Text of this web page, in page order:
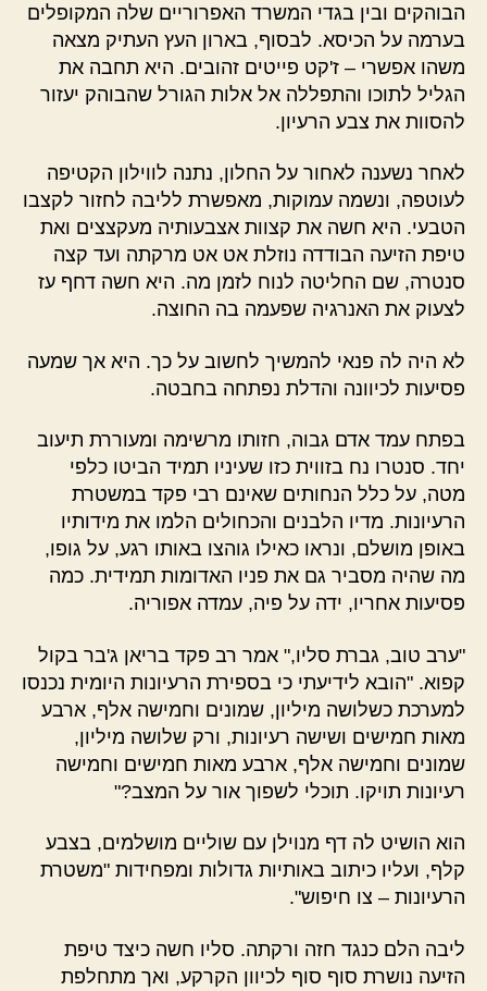
הבוהקים ובין בגדי המשרד האפרוריים שלה המקופלים
בערמה על הכיסא. לבסוף, בארון העץ העתיק מצאה
משהו אפשרי – ז'קט פייטים זהובים. היא תחבה את
הגליל לתוכו והתפללה אל אלות הגורל שהבוהק יעזור
להסוות את צבע הרעיון.
לאחר נשענה לאחור על החלון, נתנה לווילון הקטיפה
לעוטפה, ונשמה עמוקות, מאפשרת לליבה לחזור לקצבו
הטבעי. היא חשה את קצוות אצבעותיה מעקצצים ואת
טיפת הזיעה הבודדה נוזלת אט אט מרקתה ועד קצה
סנטרה, שם החליטה לנוח לזמן מה. היא חשה דחף עז
לצעוק את האנרגיה שפעמה בה החוצה.
לא היה לה פנאי להמשיך לחשוב על כך. היא אך שמעה
פסיעות לכיוונה והדלת נפתחה בחבטה.
בפתח עמד אדם גבוה, חזותו מרשימה ומעוררת תיעוב
יחד. סנטרו נח בזווית כזו שעיניו תמיד הביטו כלפי
מטה, על כלל הנחותים שאינם רבי פקד במשטרת
הרעיונות. מדיו הלבנים והכחולים הלמו את מידותיו
באופן מושלם, ונראו כאילו גוהצו באותו רגע, על גופו,
מה שהיה מסביר גם את פניו האדומות תמידית. כמה
פסיעות אחריו, ידה על פיה, עמדה אפוריה.
"ערב טוב, גברת סליו," אמר רב פקד בריאן ג'בר בקול
קפוא. "הובא לידיעתי כי בספירת הרעיונות היומית נכנסו
למערכת כשלושה מיליון, שמונים וחמישה אלף, ארבע
מאות חמישים ושישה רעיונות, ורק שלושה מיליון,
שמונים וחמישה אלף, ארבע מאות חמישים וחמישה
רעיונות תויקו. תוכלי לשפוך אור על המצב?"
הוא הושיט לה דף מנוילן עם שוליים מושלמים, בצבע
קלף, ועליו כיתוב באותיות גדולות ומפחידות "משטרת
הרעיונות – צו חיפוש".
ליבה הלם כנגד חזה ורקתה. סליו חשה כיצד טיפת
הזיעה נושרת סוף סוף לכיוון הקרקע, ואך מתחלפת